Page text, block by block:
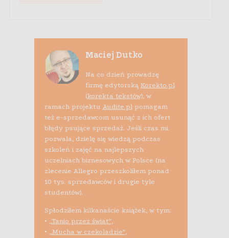
Maciej Dutko
Na co dzień prowadzę
firmę edytorską Korekto.pl
(korekta tekstów), w
ramach projektu Audite.plpomagam
też e-sprzedawcom usunąć z ich ofert
błędy psujące sprzedaż. Jeśli czas mi
pozwala, dzielę się wiedzą podczas
szkoleń i zajęć na najlepszych
uczelniach biznesowych w Polsce (na
zlecenie Allegro przeszkoliłem ponad
10 tys. sprzedawców i drugie tyle
studentów).
Spłodziłem kilkanaście książek, w tym:
• „Tanio przez świat”,
• „Mucha w czekoladzie”,